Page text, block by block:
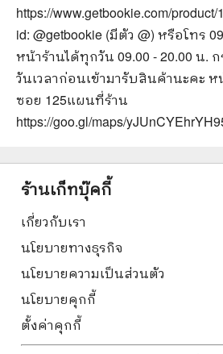
https://www.getbookie.com/product/
id: @getbookie (มีตัว @) หรือโทร
หน้าร้านได้ทุกวัน 09.00 - 20.00 น
วันเวลาก่อนเข้ามารับสินค้านะคะ
ซอย 125แผนที่ร้าน
https://goo.gl/maps/
ร้านเก็ทบุ๊คกี้
เกี่ยวกับเรา
นโยบายทางธุรกิจ
นโยบายความเป็นส่วนตัว
นโยบายคุกกี้
ตั้งค่าคุกกี้